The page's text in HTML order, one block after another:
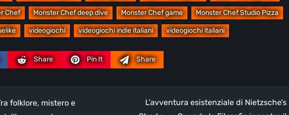
Chef Monster Chef deep dive Monster Chef game Monster Chef Studio Pizza
videogiochi videogiochi indie italiani videogiochi italiani
Share Pin It Share
folklore, mistero e
L’avventura esistenziale di Nietzsche’s